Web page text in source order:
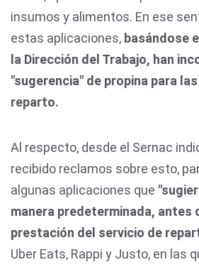
insumos y alimentos. En ese
estas aplicaciones, basándose
la Dirección del Trabajo, han
"sugerencia" de propina para
reparto.
Al respecto, desde el Sernac
recibido reclamos sobre esto,
algunas aplicaciones que
manera predeterminada, antes
prestación del servicio de
Uber Eats, Rappi y Justo, en las